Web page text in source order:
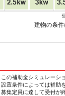
建物の条
この補助金シミュレーシ
設置条件によっては補助
募集定員に達して受付が